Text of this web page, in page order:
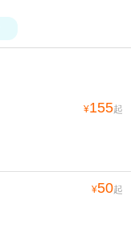
¥155起
¥50起